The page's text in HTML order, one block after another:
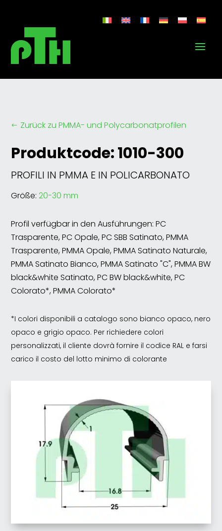
# Zurück zu PMMA- und Polycarbonatprofilen
Produktcode: 1010-300
PROFILI IN PMMA E IN POLICARBONATO
Größe:20-30 mm
Profil verfügbar in den Ausführungen: PC
Trasparente, PC Opale, PC SBB Satinato, PMMA
Trasparente, PMMA Opale, PMMA Satinato Naturale,
PMMA Satinato Bianco, PMMA Satinato "C", PMMA BW
black&white Satinato, PC BW black&white, PC
Colorato*, PMMA Colorato*
*I colori disponibili a catalogo sono bianco opaco, nero
opaco e grigio opaco. Per richiedere colori
personalizzati, il cliente dovrà fornire il codice RAL e farsi
carico il costo del lotto minimo di colorante